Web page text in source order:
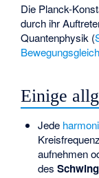
Die Planck-
durch ihr
Quantenphysik (
Einige
Jede
Kreisfrequenz
aufnehmen
des